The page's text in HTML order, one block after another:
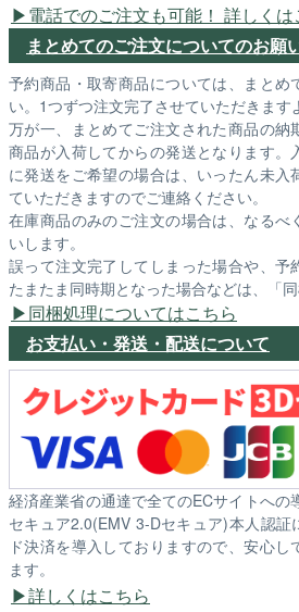
電話でのご注文も可能！ 詳しくは
まとめてのご注文についてのお願
予約商品・取寄商品については、まとめ
い。1つずつ注文完了させていただきます
万が一、まとめてご注文された商品の納
商品が入荷してからの発送となります。
に発送をご希望の場合は、いったん未入
ていただきますのでご連絡ください。
在庫商品のみのご注文の場合は、なるべ
いします。
誤って注文完了してしまった場合や、予
たまたま同時期となった場合などは、「同
同梱処理についてはこちら
お支払い・発送・配送について
経済産業省の通達で全てのECサイトへの
セキュア2.0(EMV 3-Dセキュア)本人認証
ド決済を導入しておりますので、安心
ます。
詳しくはこちら